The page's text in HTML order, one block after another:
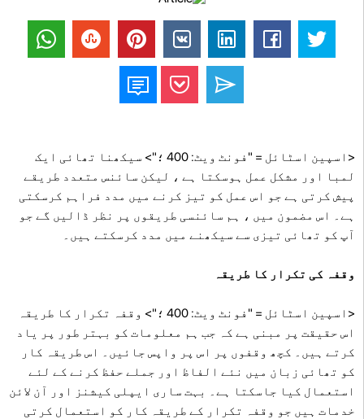
<اسپین اسٹائل = "فونٹ ویٹ: 400 ؛"> سیکھنا تھائی ایک
لمبا اور مشکل عمل ہوسکتا ہے ، لیکن سائنس متعدد طریقے
پیش کرتی ہے جو اس عمل کو تیز کرنے میں مدد فراہم کرسکتی
ہے۔ اس مضمون میں ، ہم سائنسی طریقوں پر نظر ڈالیں گے جو
آپ کو تھائی تیزی سے سیکھنے میں مدد کرسکتے ہیں۔
وقفہ کی تکرار کا طریقہ
<اسپین اسٹائل = "فونٹ ویٹ: 400 ؛"> وقفہ تکرار کا طریقہ
اس حقیقت پر مبنی ہے کہ جب ہم معلومات کو بہتر طور پر یاد
کرتے ہیں۔ کچھ وقفوں پر اس پر واپس جائیں۔ اس طریقہ کار
کو تھائی زبان میں نئے الفاظ اور جملے حفظ کرنے کے لئے
استعمال کیا جاسکتا ہے۔ بہت ساری ایپلی کیشنز اور آن لائن
خدمات ہیں جو وقفہ تکرار کے طریقہ کار کو استعمال کرتی